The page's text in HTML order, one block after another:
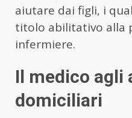
aiutare dai figli, i
titolo abilitativo alla
infermiere.
Il medico agli
domiciliari